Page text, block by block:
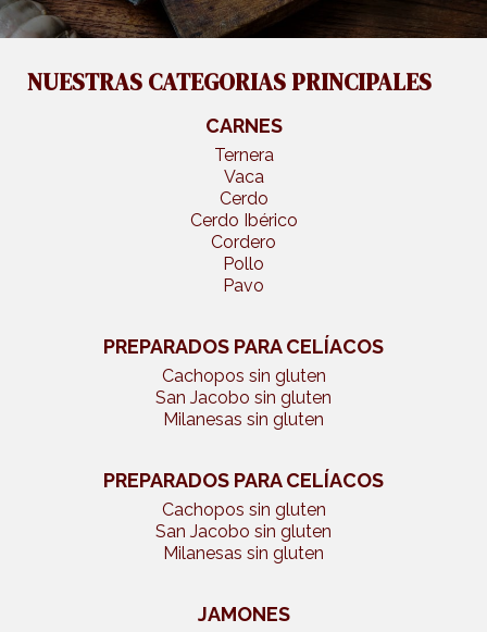
NUESTRAS CATEGORIAS PRINCIPALES
CARNES
Ternera
Vaca
Cerdo
Cerdo Ibérico
Cordero
Pollo
Pavo
PREPARADOS PARA CELÍACOS
Cachopos sin gluten
San Jacobo sin gluten
Milanesas sin gluten
PREPARADOS PARA CELÍACOS
Cachopos sin gluten
San Jacobo sin gluten
Milanesas sin gluten
JAMONES